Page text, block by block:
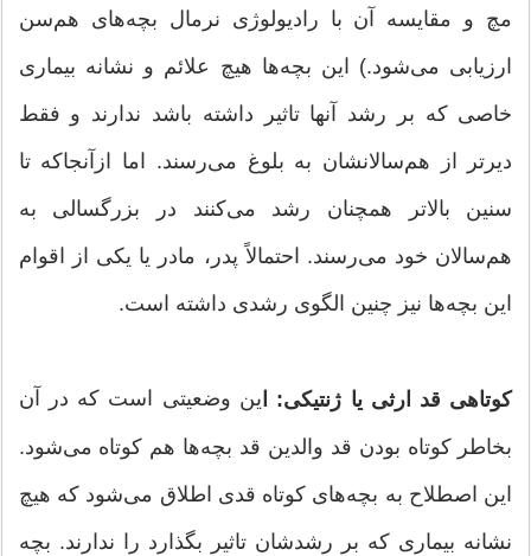
مچ و مقایسه آن با رادیولوژی نرمال بچه‌های هم‌سن
ارزیابی می‌شود.) این بچه‌ها هیچ علائم و نشانه بیماری
خاصی که بر رشد آنها تاثیر داشته باشد ندارند و فقط
دیرتر از هم‌سالانشان به بلوغ می‌رسند. اما ازآنجاکه تا
سنین بالاتر همچنان رشد می‌کنند در بزرگسالی به
هم‌سالان خود می‌رسند. احتمالاً پدر، مادر یا یکی از اقوام
این بچه‌ها نیز چنین الگوی رشدی داشته است.
کوتاهی قد ارثی یا ژنتیکی: ا ین وضعیتی است که در آن
بخاطر کوتاه بودن قد والدین قد بچه‌ها هم کوتاه می‌شود.
این اصطلاح به بچه‌های کوتاه قدی اطلاق می‌شود که هیچ
نشانه بیماری که بر رشدشان تاثیر بگذارد را ندارند. بچه